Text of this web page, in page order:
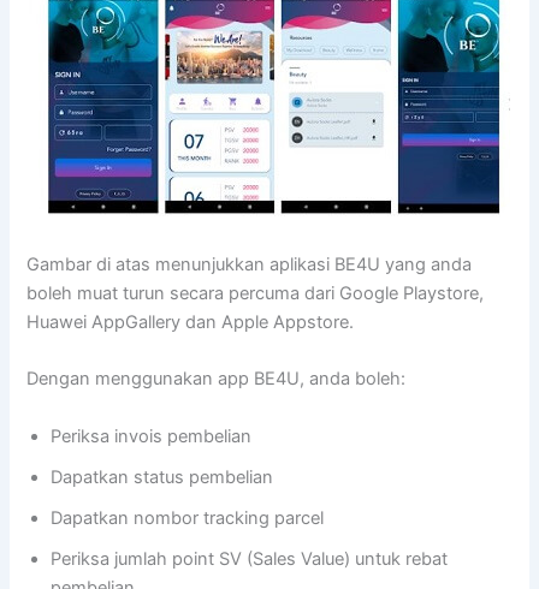
Gambar di atas menunjukkan aplikasi BE4U yang anda
boleh muat turun secara percuma dari Google Playstore,
Huawei AppGallery dan Apple Appstore.
Dengan menggunakan app BE4U, anda boleh:
Periksa invois pembelian
Dapatkan status pembelian
Dapatkan nombor tracking parcel
Periksa jumlah point SV (Sales Value) untuk rebat